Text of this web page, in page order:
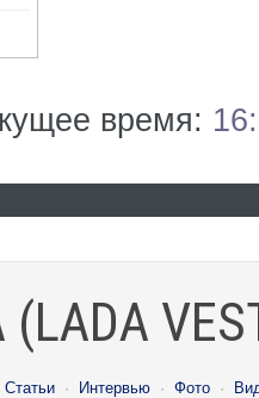
время:
Статьи · Интервью · Фото ·